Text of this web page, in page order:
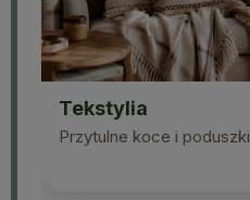
Tekstylia
Przytulne koce i poduszki